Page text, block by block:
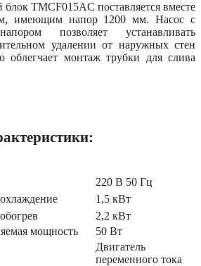
TMCF015AС поставляется вместе
имеющим напор 1200 мм. Насос с
позволяет устанавливать
удалении от наружных стен
облегчает монтаж трубки для слива
220 В 50 Гц
охлаждение
1,5 кВт
обогрев
2,2 кВт
мощность
50 Вт
Двигатель
переменного тока